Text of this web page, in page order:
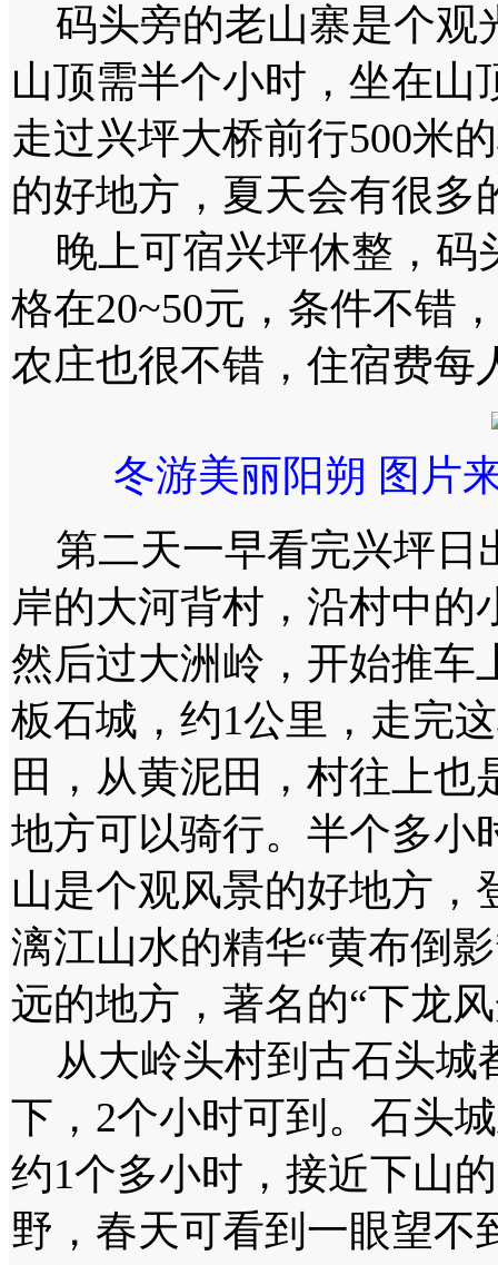
码头旁的老山寨是个观
山顶需半个小时，坐在山
走过兴坪大桥前行500米
的好地方，夏天会有很多
晚上可宿兴坪休整，码
格在20~50元，条件不错
农庄也很不错，住宿费每
冬游美丽阳朔 图片
第二天一早看完兴坪日
岸的大河背村，沿村中的
然后过大洲岭，开始推车
板石城，约1公里，走完
田，从黄泥田，村往上
地方可以骑行。半个多小
山是个观风景的好地方，
漓江山水的精华“黄布倒
远的地方，著名的“下龙
从大岭头村到古石头城
下，2个小时可到。石头
约1个多小时，接近下山
野，春天可看到一眼望不